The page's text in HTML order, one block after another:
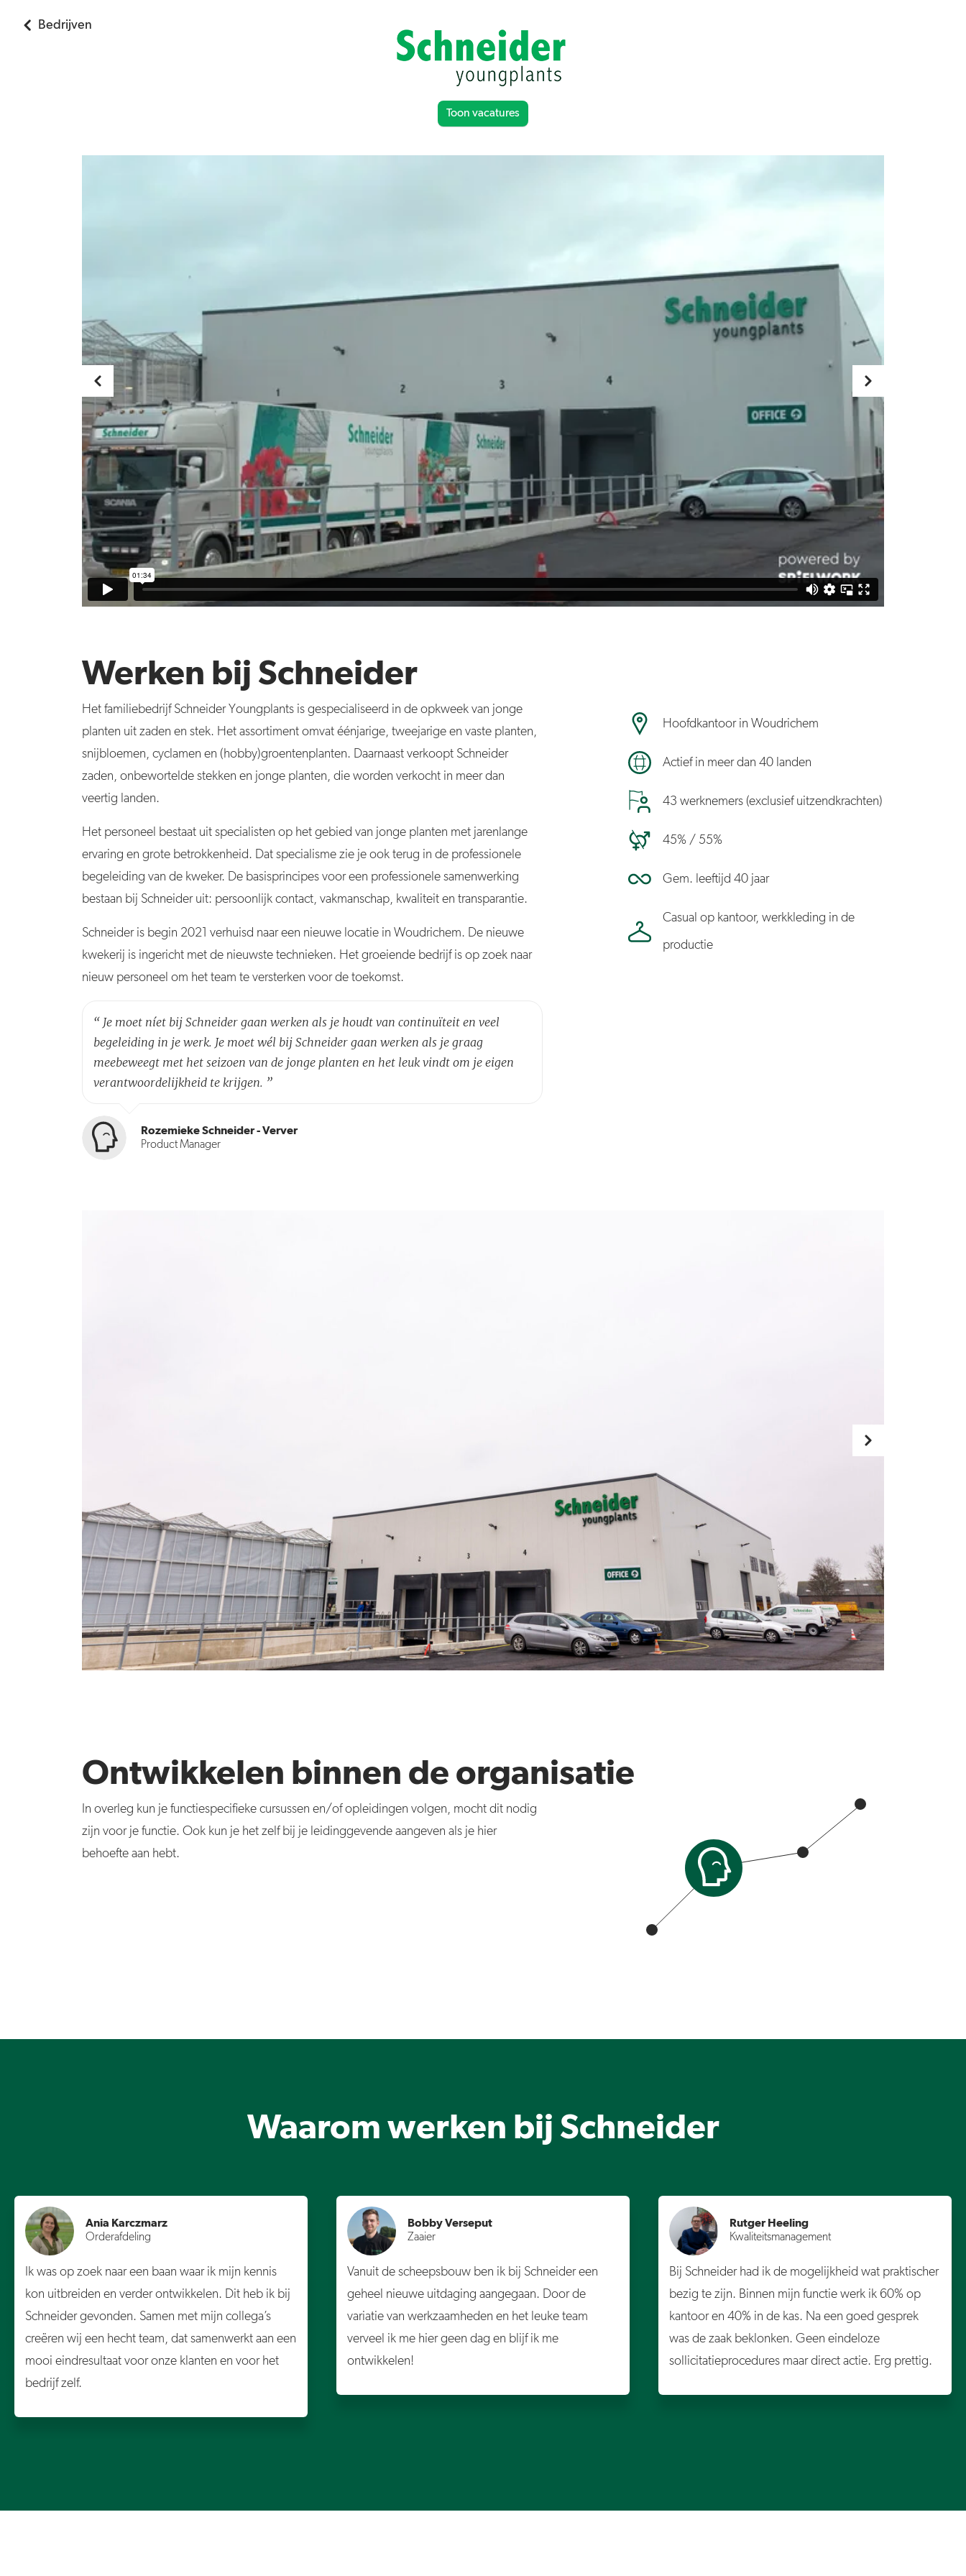
Bedrijven
Toon vacatures
Werken bij Schneider
Het familiebedrijf SchneiderYoungplants is gespecialiseerd in de opkweek van jonge
planten uit zaden en stek. Het assortiment omvat éénjarige, tweejarige en vaste planten,
snijbloemen, cyclamen en (hobby)groentenplanten. Daarnaast verkoopt Schneider
zaden, onbewortelde stekken en jonge planten, die worden verkocht in meer dan
veertig landen.
Het personeel bestaat uit specialisten op het gebied van jonge planten met jarenlange
ervaring en grote betrokkenheid. Dat specialisme zie je ook terug in de professionele
begeleiding van de kweker. De basisprincipes voor een professionele samenwerking
bestaan bij Schneider uit: persoonlijk contact, vakmanschap, kwaliteit en transparantie.
Schneider is begin 2021 verhuisd naar een nieuwe locatie in Woudrichem. De nieuwe
kwekerij is ingericht met de nieuwste technieken. Het groeiende bedrijf is op zoek naar
nieuw personeel om het team te versterken voor de toekomst.
“ Je moet níet bij Schneider gaan werken als je houdt van continuïteit en veel
begeleiding in je werk. Je moet wél bij Schneider gaan werken als je graag
meebeweegt met het seizoen van de jonge planten en het leuk vindt om je eigen
verantwoordelijkheid te krijgen. ”
Rozemieke Schneider - Verver
Product Manager
Hoofdkantoor in Woudrichem
Actief in meer dan 40 landen
43 werknemers (exclusief uitzendkrachten)
45% / 55%
Gem. leeftijd 40 jaar
Casual op kantoor, werkkleding in de
productie
Ontwikkelen binnen de organisatie
In overleg kun je functiespecifieke cursussen en/of opleidingen volgen, mocht dit nodig
zijn voor je functie. Ook kun je het zelf bij je leidinggevende aangeven als je hier
behoefte aan hebt.
Waarom werken bij Schneider
Ania Karczmarz
Orderafdeling
Ik was op zoek naar een baan waar ik mijn kennis
kon uitbreiden en verder ontwikkelen. Dit heb ik bij
Schneider gevonden. Samen met mijn collega’s
creëren wij een hecht team, dat samenwerkt aan een
mooi eindresultaat voor onze klanten en voor het
bedrijf zelf.
Bobby Verseput
Zaaier
Vanuit de scheepsbouw ben ik bij Schneider een
geheel nieuwe uitdaging aangegaan. Door de
variatie van werkzaamheden en het leuke team
verveel ik me hier geen dag en blijf ik me
ontwikkelen!
Rutger Heeling
Kwaliteitsmanagement
Bij Schneider had ik de mogelijkheid wat praktischer
bezig te zijn. Binnen mijn functie werk ik 60% op
kantoor en 40% in de kas. Na een goed gesprek
was de zaak beklonken. Geen eindeloze
sollicitatieprocedures maar direct actie. Erg prettig.